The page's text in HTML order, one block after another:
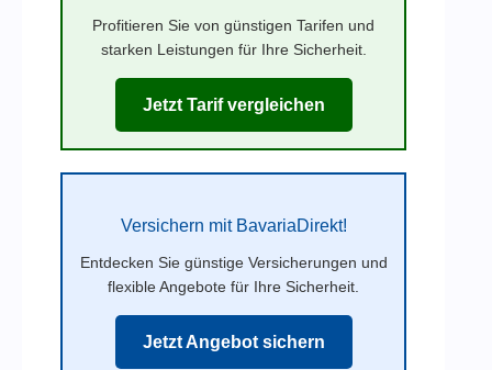
Profitieren Sie von günstigen Tarifen und
starken Leistungen für Ihre Sicherheit.
Jetzt Tarif vergleichen
Versichern mit BavariaDirekt!
Entdecken Sie günstige Versicherungen und
flexible Angebote für Ihre Sicherheit.
Jetzt Angebot sichern